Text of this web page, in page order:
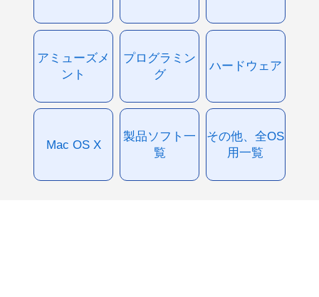
アミューズメ
ント
プログラミン
グ
ハードウェア
Mac OS X
製品ソフト一
覧
その他、全OS
用一覧